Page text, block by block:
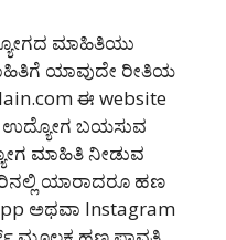
ಮಾಹಿತಿಯು
ಯಾವುದೇ ರೀತಿಯ
ಈ website
ಉದ್ಯೋಗ ಬಯಸುವ
ಮಾಹಿತಿ ನೀಡುವ
ಯಾರಾದರೂ ಹಣ
ಅಥವಾ Instagram